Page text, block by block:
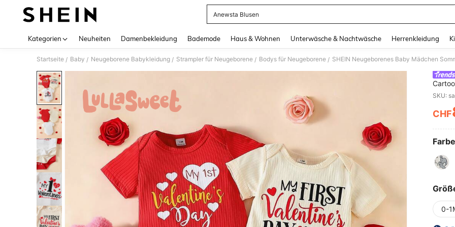
Anewsta Blusen
Kategorien Neuheiten Damenbekleidung Bademode Haus & Wohnen Unterwäsche & Nachtwäsche Herrenkleidung
Startseite / Baby / Neugeborene Babykleidung / Strampler für Neugeborene / Bodys für Neugeborene /
Weiß
CHF
0-